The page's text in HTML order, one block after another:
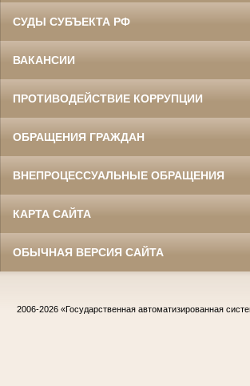
СУДЫ СУБЪЕКТА РФ
ВАКАНСИИ
ПРОТИВОДЕЙСТВИЕ КОРРУПЦИИ
ОБРАЩЕНИЯ ГРАЖДАН
ВНЕПРОЦЕССУАЛЬНЫЕ ОБРАЩЕНИЯ
КАРТА САЙТА
ОБЫЧНАЯ ВЕРСИЯ САЙТА
2006-2026 «Государственная автоматизированная